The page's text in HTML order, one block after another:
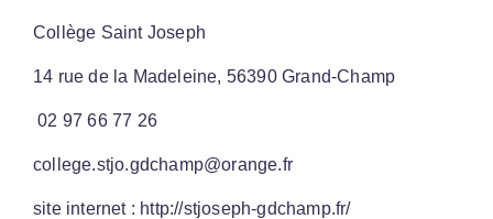
Collège Saint Joseph
14 rue de la Madeleine, 56390 Grand-Champ
02 97 66 77 26
college.stjo.gdchamp@orange.fr
site internet : http://stjoseph-gdchamp.fr/